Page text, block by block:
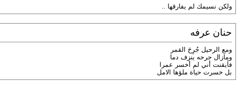
ولكن نسيمك لم يفارقها ..
حنان عرفه
ومع الرحيل جُرِحَ القمر
ومازال جرحه ينزف دما
فأيقنت أني لم أخسر عمرا
بل خسرت حياة ملؤها الامل